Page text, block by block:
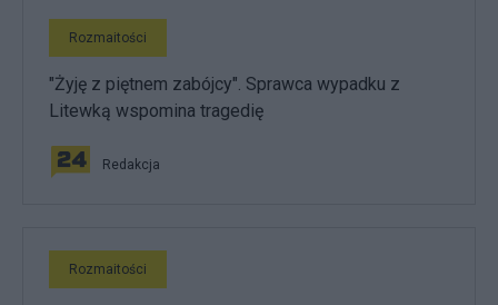
Rozmaitości
"Żyję z piętnem zabójcy". Sprawca wypadku z
Litewką wspomina tragedię
Redakcja
Rozmaitości